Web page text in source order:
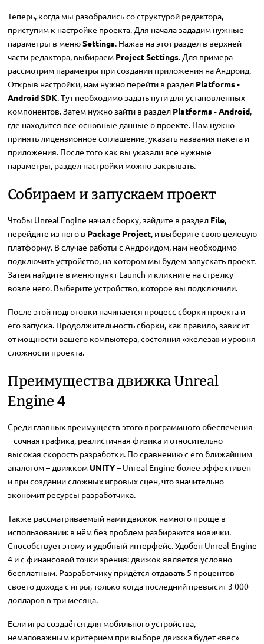
Теперь, когда мы разобрались со структурой редактора,
приступим к настройке проекта. Для начала зададим нужные
параметры в менюSettings. Нажав на этот раздел в верхней
части редактора, выбираем Project Settings. Для примера
рассмотрим параметры при создании приложения на Андроид.
Открыв настройки, нам нужно перейти в раздел Platforms -
Android SDK. Тут необходимо задать пути для установленных
компонентов. Затем нужно зайти в раздел Platforms - Android,
где находится все основные данные о проекте. Нам нужно
принять лицензионное соглашение, указать названия пакета и
приложения. После того как вы указали все нужные
параметры, раздел настройки можно закрывать.
Собираем и запускаем проект
Чтобы Unreal Engine начал сборку, зайдите в раздел File,
перейдите из него в Package Project, и выберите свою целевую
платформу. В случае работы с Андроидом, нам необходимо
подключить устройство, на котором мы будем запускать проект.
Затем найдите в меню пункт Launch и кликните на стрелку
возле него. Выберите устройство, которое вы подключили.
После этой подготовки начинается процесс сборки проекта и
его запуска. Продолжительность сборки, как правило, зависит
от мощности вашего компьютера, состояния «железа» и уровня
сложности проекта.
Преимущества движка Unreal
Engine 4
Среди главных преимуществ этого программного обеспечения
– сочная графика, реалистичная физика и относительно
высокая скорость разработки. По сравнению с его ближайшим
аналогом – движком UNITY– Unreal Engine более эффективен
и при создании сложных игровых сцен, что значительно
экономит ресурсы разработчика.
Также рассматриваемый нами движок намного проще в
использовании: в нём без проблем разбираются новички.
Способствует этому и удобный интерфейс. Удобен Unreal Engine
4 и с финансовой точки зрения: движок является условно
бесплатным. Разработчику придётся отдавать 5 процентов
своего дохода с игры, только когда последний превысит 3 000
долларов в три месяца.
Если игра создаётся для мобильного устройства,
немаловажным критерием при выборе движка будет «вес»